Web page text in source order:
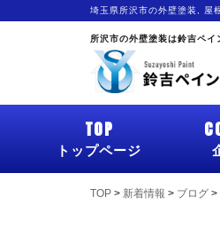
埼玉県所沢市の外壁塗装, 屋
所沢市の外壁塗装は鈴吉ペイ
TOP
トップページ
TOP > 新着情報 > ブログ >